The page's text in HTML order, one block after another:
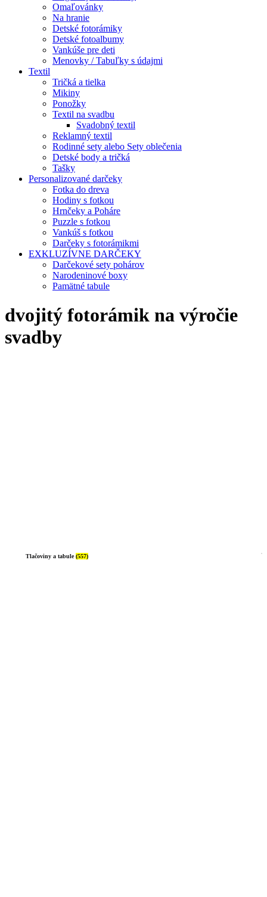
Omaľovánky
Na hranie
Detské fotorámiky
Detské fotoalbumy
Vankúše pre deti
Menovky / Tabuľky s údajmi
Textil
Tričká a tielka
Mikiny
Ponožky
Textil na svadbu
Svadobný textil
Reklamný textil
Rodinné sety alebo Sety oblečenia
Detské body a tričká
Tašky
Personalizované darčeky
Fotka do dreva
Hodiny s fotkou
Hrnčeky a Poháre
Puzzle s fotkou
Vankúš s fotkou
Darčeky s fotorámikmi
EXKLUZÍVNE DARČEKY
Darčekové sety pohárov
Narodeninové boxy
Pamätné tabule
dvojitý fotorámik na výročie
svadby
Tlačoviny a tabule(557)